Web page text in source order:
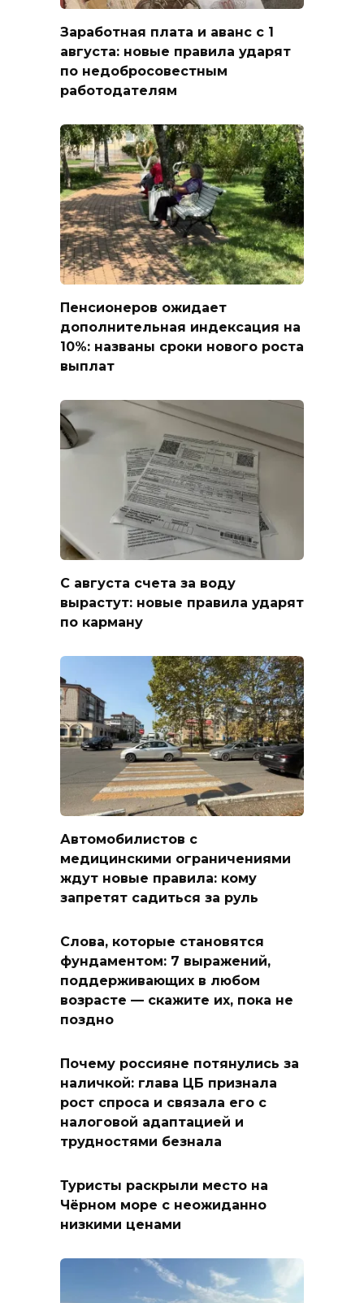
Заработная плата и аванс с 1
августа: новые правила ударят
по недобросовестным
работодателям
Пенсионеров ожидает
дополнительная индексация на
10%: названы сроки нового роста
выплат
С августа счета за воду
вырастут: новые правила ударят
по карману
Автомобилистов с
медицинскими ограничениями
ждут новые правила: кому
запретят садиться за руль
Слова, которые становятся
фундаментом: 7 выражений,
поддерживающих в любом
возрасте — скажите их, пока не
поздно
Почему россияне потянулись за
наличкой: глава ЦБ признала
рост спроса и связала его с
налоговой адаптацией и
трудностями безнала
Туристы раскрыли место на
Чёрном море с неожиданно
низкими ценами